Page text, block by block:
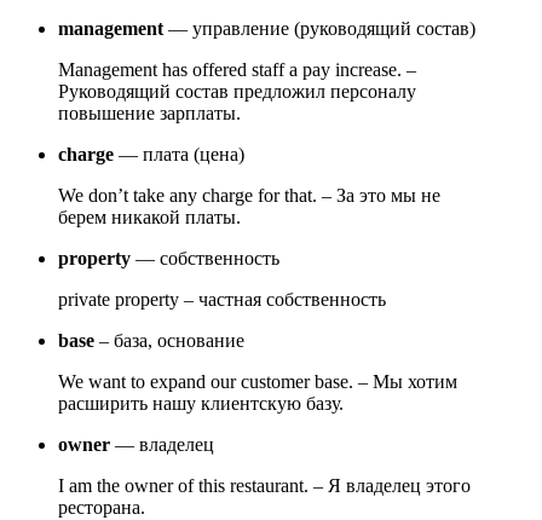
management— управление (руководящий состав)
Management has offered staff a pay increase. –
Руководящий состав предложил персоналу
повышение зарплаты.
charge — плата (цена)
We don’t take any charge for that. – За это мы не
берем никакой платы.
property — собственность
private property – частная собственность
base – база, основание
We want to expand our customer base. – Мы хотим
расширить нашу клиентскую базу.
owner — владелец
I am the owner of this restaurant. – Я владелец этого
ресторана.